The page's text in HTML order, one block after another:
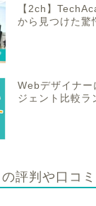
【2ch】
から見つけた驚
Webデザイナー
ジェント比較ラ
評判や口コミ